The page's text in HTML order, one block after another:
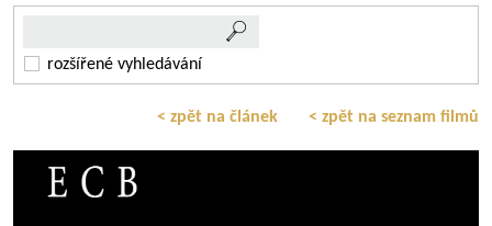
rozšířené vyhledávání
< zpět na článek < zpět na seznam filmů